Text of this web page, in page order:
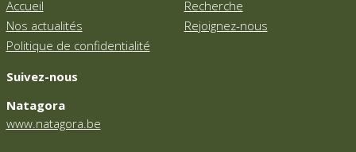
Accueil
Nos actualités
Politique de confidentialité
Recherche
Rejoignez-nous
Suivez-nous
Natagora
www.natagora.be